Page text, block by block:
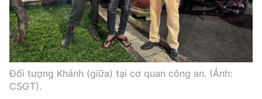
Nhà thầu
Mời thầu - Đấu thầu
Thi viết về GTVT
Gương sáng giao thông
Âm nhạc
Hậu trường sao
360 độ thể thao
Sản phẩm mới
Tư vấn
Thế giới
Thời sự Quốc tế
Hồ sơ tài liệu
Thế giới giao thông
Đi ++
Du lịch
Video
Đối tượng Khánh (giữa) tại cơ quan công an. (Ảnh:
CSGT).